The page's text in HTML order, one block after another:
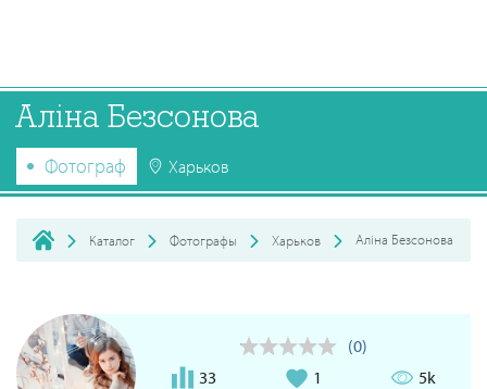
Алiна Безсонова
Фотограф Харьков
Каталог Фотографы Харьков Алiна Безсонова
(0)
33
1 5k